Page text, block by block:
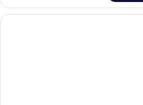
terrazzo,
vista
città